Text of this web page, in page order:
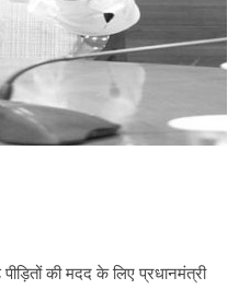
की मदद के लिए प्रधानमंत्री